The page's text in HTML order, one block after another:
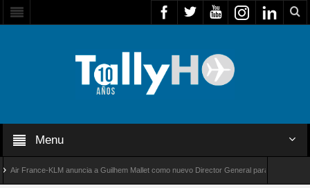
Menu
France-KLM anuncia a Guilhem Mallet como nuevo Director General para América Latina